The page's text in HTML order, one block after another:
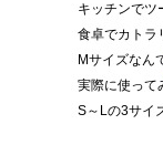
キッチンでツ
食卓でカトラ
Mサイズなん
実際に使って
S～Lの3サイ